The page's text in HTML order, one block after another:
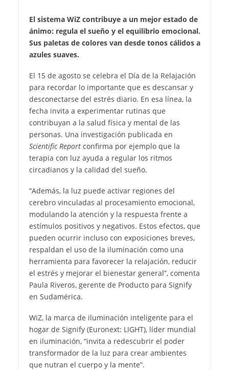
El sistema WiZ contribuye a un mejor estado de
ánimo: regula el sueño y el equilibrio emocional.
Sus paletas de colores van desde tonos cálidos a
azules suaves.
El 15 de agosto se celebra el Día de la Relajación
para recordar lo importante que es descansar y
desconectarse del estrés diario. En esa línea, la
fecha invita a experimentar rutinas que
contribuyan a la salud física y mental de las
personas. Una investigación publicada en
Scientific Report confirma por ejemplo que la
terapia con luz ayuda a regular los ritmos
circadianos y la calidad del sueño.
“Además, la luz puede activar regiones del
cerebro vinculadas al procesamiento emocional,
modulando la atención y la respuesta frente a
estímulos positivos y negativos. Estos efectos, que
pueden ocurrir incluso con exposiciones breves,
respaldan el uso de la iluminación como una
herramienta para favorecer la relajación, reducir
el estrés y mejorar el bienestar general”, comenta
Paula Riveros, gerente de Producto para Signify
en Sudamérica.
WiZ, la marca de iluminación inteligente para el
hogar de Signify (Euronext: LIGHT), líder mundial
en iluminación, “invita a redescubrir el poder
transformador de la luz para crear ambientes
que nutran el cuerpo y la mente”.